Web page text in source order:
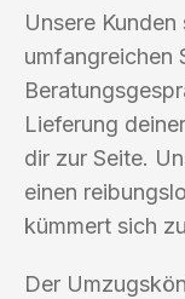
Unsere
umfangreichen
Lieferung
dir zur Seite.
einen
kümmert sich
Der